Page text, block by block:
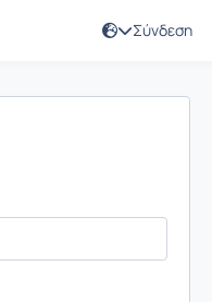
Σύνδεση